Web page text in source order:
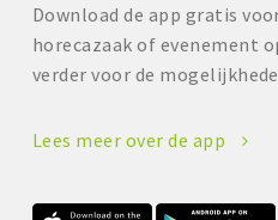
Download de app gratis
horecazaak of evenement
verder voor de
Lees meer over de app